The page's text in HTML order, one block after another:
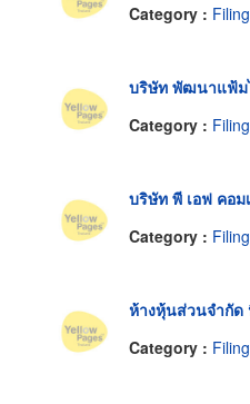
Category : Filing
บริษัท พัฒนาแฟ้ม
Category : Filing
บริษัท พี เอฟ คอม
Category : Filing
ห้างหุ้นส่วนจำกัด
Category : Filing